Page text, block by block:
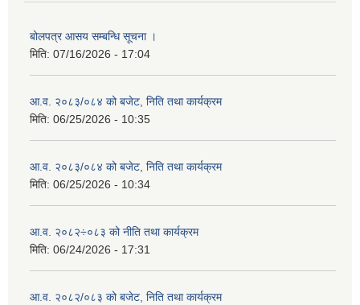
बोलपत्र आसय सम्बन्धि सूचना ।
मिति: 07/16/2026 - 17:04
आ.व. २०८३/०८४ को बजेट, निति तथा कार्यक्रम
मिति: 06/25/2026 - 10:35
आ.व. २०८३/०८४ को बजेट, निति तथा कार्यक्रम
मिति: 06/25/2026 - 10:34
आ.व. २०८२÷०८३ को नीति तथा कार्यक्रम
मिति: 06/24/2026 - 17:31
आ.व. २०८२/०८३ को बजेट, निति तथा कार्यक्रम